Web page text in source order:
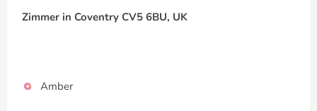
Zimmer in Coventry CV5 6BU, UK
Amber